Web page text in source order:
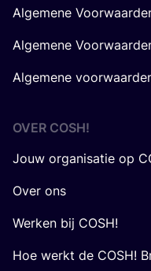
Algemene
Algemene
Algemene
OVER COSH!
Jouw organisatie op
Over ons
Werken bij COSH!
Hoe werkt de COSH!